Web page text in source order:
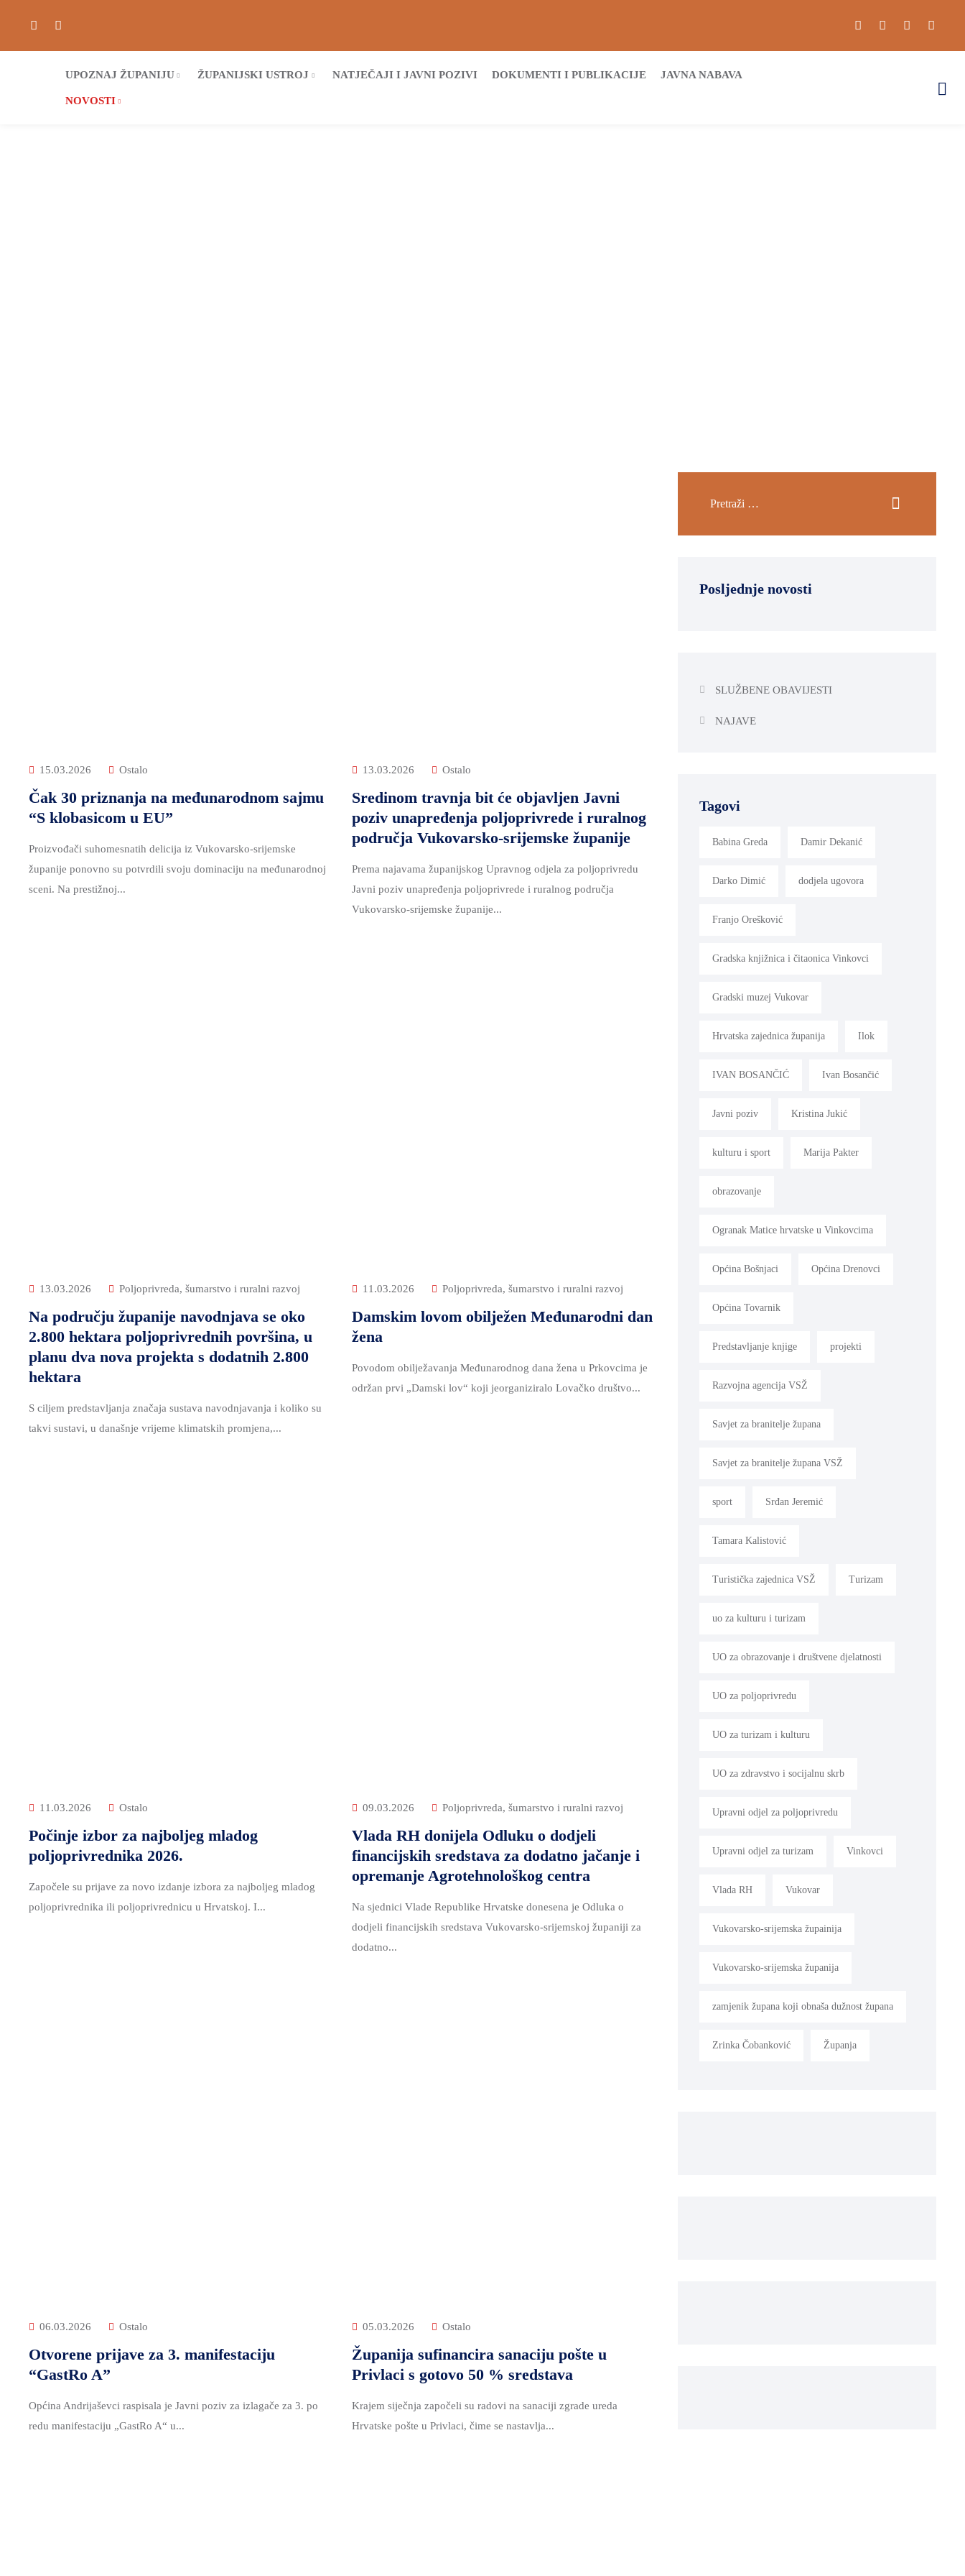
UPOZNAJ ŽUPANIJU ŽUPANIJSKI USTROJ NATJEČAJI I JAVNI POZIVI DOKUMENTI I PUBLIKACIJE JAVNA NABAVA
NOVOSTI
15.03.2026 Ostalo
Čak 30 priznanja na međunarodnom sajmu
“S klobasicom u EU”
Proizvođači suhomesnatih delicija iz Vukovarsko-srijemske
županije ponovno su potvrdili svoju dominaciju na međunarodnoj
sceni. Na prestižnoj...
13.03.2026 Ostalo
Sredinom travnja bit će objavljen Javni
poziv unapređenja poljoprivrede i ruralnog
područja Vukovarsko-srijemske županije
Prema najavama županijskog Upravnog odjela za poljoprivredu
Javni poziv unapređenja poljoprivrede i ruralnog područja
Vukovarsko-srijemske županije...
13.03.2026 Poljoprivreda, šumarstvo i ruralni razvoj
Na području županije navodnjava se oko
2.800 hektara poljoprivrednih površina, u
planu dva nova projekta s dodatnih 2.800
hektara
S ciljem predstavljanja značaja sustava navodnjavanja i koliko su
takvi sustavi, u današnje vrijeme klimatskih promjena,...
11.03.2026 Poljoprivreda, šumarstvo i ruralni razvoj
Damskim lovom obilježen Međunarodni dan
žena
Povodom obilježavanja Međunarodnog dana žena u Prkovcima je
održan prvi „Damski lov“ koji jeorganiziralo Lovačko društvo...
11.03.2026 Ostalo
Počinje izbor za najboljeg mladog
poljoprivrednika 2026.
Započele su prijave za novo izdanje izbora za najboljeg mladog
poljoprivrednika ili poljoprivrednicu u Hrvatskoj. I...
09.03.2026 Poljoprivreda, šumarstvo i ruralni razvoj
Vlada RH donijela Odluku o dodjeli
financijskih sredstava za dodatno jačanje i
opremanje Agrotehnološkog centra
Na sjednici Vlade Republike Hrvatske donesena je Odluka o
dodjeli financijskih sredstava Vukovarsko-srijemskoj županiji za
dodatno...
06.03.2026 Ostalo
Otvorene prijave za 3. manifestaciju
“GastRo A”
Općina Andrijaševci raspisala je Javni poziv za izlagače za 3. po
redu manifestaciju „GastRo A“ u...
05.03.2026 Ostalo
Županija sufinancira sanaciju pošte u
Privlaci s gotovo 50 % sredstava
Krajem siječnja započeli su radovi na sanaciji zgrade ureda
Hrvatske pošte u Privlaci, čime se nastavlja...
Posljednje novosti
SLUŽBENE OBAVIJESTI
NAJAVE
Tagovi
Babina Greda Damir Dekanić
Darko Dimić dodjela ugovora
Franjo Orešković
Gradska knjižnica i čitaonica Vinkovci
Gradski muzej Vukovar
Hrvatska zajednica županija Ilok
IVAN BOSANČIĆ Ivan Bosančić
Javni poziv Kristina Jukić
kulturu i sport Marija Pakter
obrazovanje
Ogranak Matice hrvatske u Vinkovcima
Općina Bošnjaci Općina Drenovci
Općina Tovarnik
Predstavljanje knjige projekti
Razvojna agencija VSŽ
Savjet za branitelje župana
Savjet za branitelje župana VSŽ
sport Srđan Jeremić
Tamara Kalistović
Turistička zajednica VSŽ Turizam
uo za kulturu i turizam
UO za obrazovanje i društvene djelatnosti
UO za poljoprivredu
UO za turizam i kulturu
UO za zdravstvo i socijalnu skrb
Upravni odjel za poljoprivredu
Upravni odjel za turizam Vinkovci
Vlada RH Vukovar
Vukovarsko-srijemska župainija
Vukovarsko-srijemska županija
zamjenik župana koji obnaša dužnost župana
Zrinka Čobanković Županja